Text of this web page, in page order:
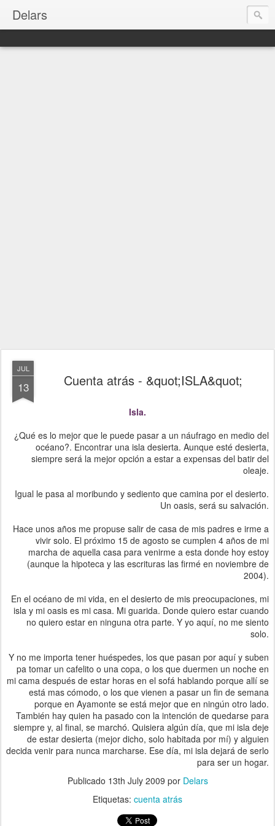
Delars
JUL
13 Cuenta atrás - &quot;ISLA&quot;
Isla.
¿Qué es lo mejor que le puede pasar a un náufrago en medio del
océano?. Encontrar una isla desierta. Aunque esté desierta,
siempre será la mejor opción a estar a expensas del batir del
oleaje.
Igual le pasa al moribundo y sediento que camina por el desierto.
Un oasis, será su salvación.
Hace unos años me propuse salir de casa de mis padres e irme a
vivir solo. El próximo 15 de agosto se cumplen 4 años de mi
marcha de aquella casa para venirme a esta donde hoy estoy
(aunque la hipoteca y las escrituras las firmé en noviembre de
2004).
En el océano de mi vida, en el desierto de mis preocupaciones, mi
isla y mi oasis es mi casa. Mi guarida. Donde quiero estar cuando
no quiero estar en ninguna otra parte. Y yo aquí, no me siento
solo.
Y no me importa tener huéspedes, los que pasan por aquí y suben
pa tomar un cafelito o una copa, o los que duermen un noche en
mi cama después de estar horas en el sofá hablando porque allí se
está mas cómodo, o los que vienen a pasar un fin de semana
porque en Ayamonte se está mejor que en ningún otro lado.
También hay quien ha pasado con la intención de quedarse para
siempre y, al final, se marchó. Quisiera algún día, que mi isla deje
de estar desierta (mejor dicho, solo habitada por mí) y alguien
decida venir para nunca marcharse. Ese día, mi isla dejará de serlo
para ser un hogar.
Publicado 13th July 2009 por Delars
Etiquetas: cuenta atrás